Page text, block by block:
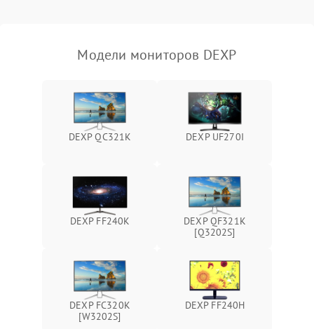
Неисправность системы
перенапряжения
Подробнее →
защиты от замыкания
Подробнее →
Повреждение системы
Подробнее →
Неисправность системы
защиты от перегрева
Подробнее →
Поломка системы защиты
от перенапряжения
Модели мониторов DEXP
DEXP QC321K DEXP UF270I
DEXP FF240K
DEXP QF321K
[Q3202S]
DEXP FC320K
[W3202S]
DEXP FF240H